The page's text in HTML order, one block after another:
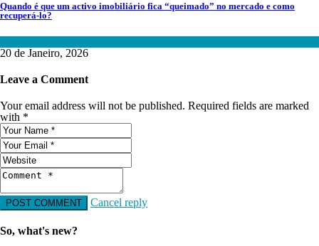
Quando é que um activo imobiliário fica “queimado” no mercado e como
recuperá-lo?
20 de Janeiro, 2026
Leave a Comment
Your email address will not be published. Required fields are marked
with *
Cancel reply
So, what's new?